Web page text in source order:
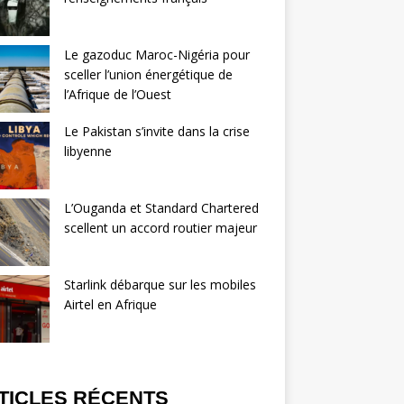
Le gazoduc Maroc-Nigéria pour
sceller l’union énergétique de
l’Afrique de l’Ouest
Le Pakistan s’invite dans la crise
libyenne
L’Ouganda et Standard Chartered
scellent un accord routier majeur
Starlink débarque sur les mobiles
Airtel en Afrique
RÉCENTS